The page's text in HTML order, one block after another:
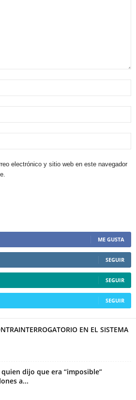
electrónico y sitio web en este navegador
ME GUSTA
SEGUIR
SEGUIR
SEGUIR
EN EL SISTEMA
quien dijo que era “imposible”
a...